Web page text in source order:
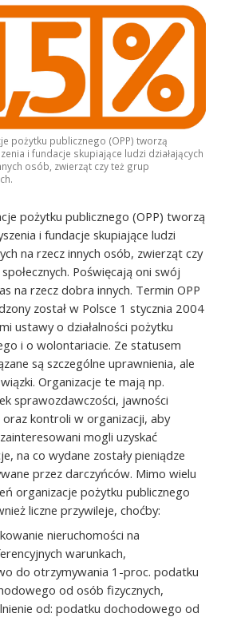
pożytku publicznego (OPP) tworzą
i fundacje skupiające ludzi działających
osób, zwierząt czy też grup
pożytku publicznego (OPP) tworzą
i fundacje skupiające ludzi
na rzecz innych osób, zwierząt czy
Poświęcają oni swój
na rzecz dobra innych. Termin OPP
został w Polsce 1 stycznia 2004
ustawy o działalności pożytku
i o wolontariacie. Ze statusem
są szczególne uprawnienia, ale
Organizacje te mają np.
sprawozdawczości, jawności
oraz kontroli w organizacji, aby
mogli uzyskać
na co wydane zostały pieniądze
przez darczyńców. Mimo wielu
organizacje pożytku publicznego
liczne przywileje, choćby:
nieruchomości na
warunkach,
do otrzymywania 1-proc. podatku
od osób fizycznych,
od: podatku dochodowego od